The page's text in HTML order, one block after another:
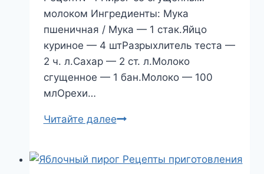
молоком Ингредиенты: Мука
пшеничная / Мука — 1 стак.Яйцо
куриное — 4 штРазрыхлитель теста —
2 ч. л.Сахар — 2 ст. л.Молоко
сгущенное — 1 бан.Молоко — 100
млОрехи…
Читайте далееПирог
молоком